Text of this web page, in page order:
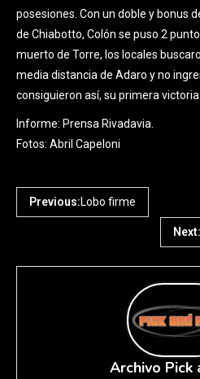
posesiones. Con un doble y bonus
de Chiabotto, Colón se puso 2
muerto de Torre, los locales
media distancia de Adaro y no
consiguieron así, su primera
Informe: Prensa Rivadavia.
Fotos: Abril Capeloni
Previous:Lobo firme
Next:
Archivo Pick